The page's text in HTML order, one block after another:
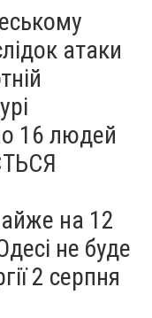
атаки
16 людей
на 12
не буде
2 серпня